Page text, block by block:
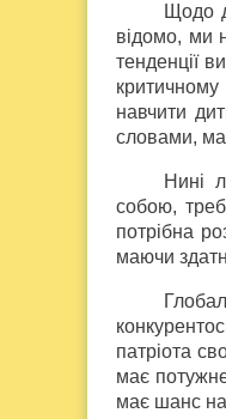
Щодо
відомо, ми
тенденції
навчити
словами,
Нині
собою,
потрібна
маючи
патріота
має
має шанс